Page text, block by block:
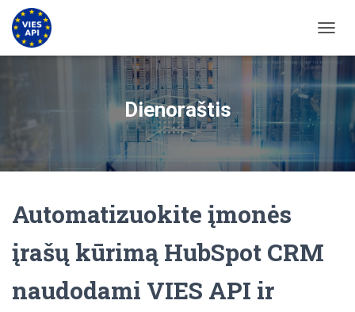
Dienoraštis
Automatizuokite įmonės
įrašų kūrimą HubSpot CRM
naudodami VIES API ir